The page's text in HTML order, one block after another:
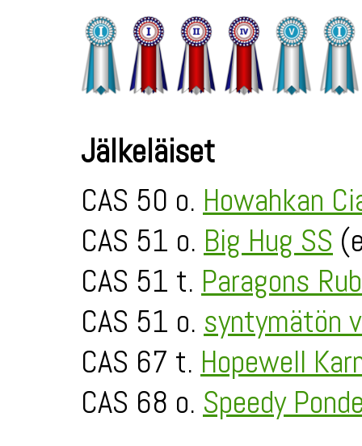
Jälkeläiset
CAS 50 o. Howahkan
CAS 51 o. Big Hug SS
CAS 51 t. Paragons
CAS 51 o. syntymätön
CAS 67 t. Hopewell
CAS 68 o. Speedy